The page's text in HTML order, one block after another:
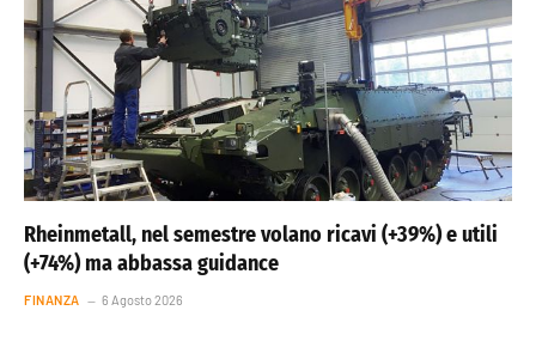
Rheinmetall, nel semestre volano ricavi (+39%) e utili
(+74%) ma abbassa guidance
FINANZA 6 Agosto 2026